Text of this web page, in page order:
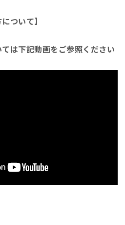
ついて】
は下記動画をご参照ください